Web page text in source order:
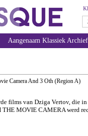
Aangenaam Klassiek Archief
Camera And 3 Oth (Region A)
films van Dziga Vertov, die
MOVIE CAMERA werd